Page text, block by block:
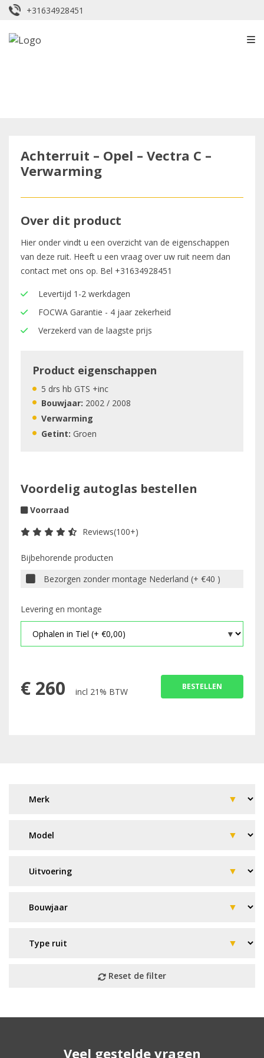
+31634928451
Achterruit – Opel – Vectra C –
Verwarming
Over dit product
Hier onder vindt u een overzicht van de eigenschappen
van deze ruit. Heeft u een vraag over uw ruit neem dan
contact met ons op. Bel +31634928451
Levertijd 1-2 werkdagen
FOCWA Garantie - 4 jaar zekerheid
Verzekerd van de laagste prijs
Product eigenschappen
5 drs hb GTS +inc
Bouwjaar: 2002 / 2008
Verwarming
Getint: Groen
Voordelig autoglas bestellen
Voorraad
Reviews(100+)
Bijbehorende producten
Bezorgen zonder montage Nederland (+ €40 )
Levering en montage
€ 260 incl 21% BTW BESTELLEN
Veel gestelde vragen